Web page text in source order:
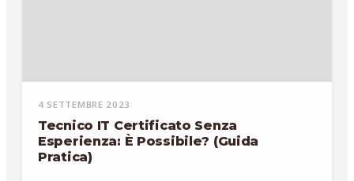
4 SETTEMBRE 2023
Tecnico IT Certificato Senza
Esperienza: È Possibile? (Guida
Pratica)